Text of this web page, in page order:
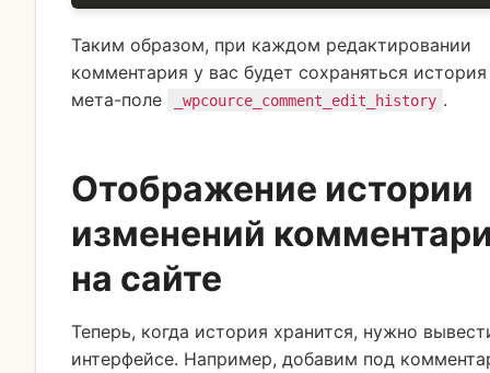
Таким образом, при каждом редактировании
комментария у вас будет сохраняться
мета-поле
_wpcource_comment_edit_history .
Отображение истории
изменений
на сайте
Теперь, когда история хранится, нужно
интерфейсе. Например, добавим под